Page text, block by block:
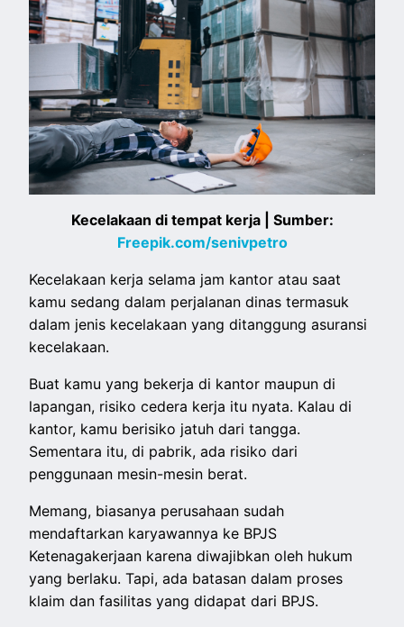
Kecelakaan di tempat kerja | Sumber:
Freepik.com/senivpetro
Kecelakaan kerja selama jam kantor atau saat
kamu sedang dalam perjalanan dinas termasuk
dalam jenis kecelakaan yang ditanggung asuransi
kecelakaan.
Buat kamu yang bekerja di kantor maupun di
lapangan, risiko cedera kerja itu nyata. Kalau di
kantor, kamu berisiko jatuh dari tangga.
Sementara itu, di pabrik, ada risiko dari
penggunaan mesin-mesin berat.
Memang, biasanya perusahaan sudah
mendaftarkan karyawannya ke BPJS
Ketenagakerjaan karena diwajibkan oleh hukum
yang berlaku. Tapi, ada batasan dalam proses
klaim dan fasilitas yang didapat dari BPJS.